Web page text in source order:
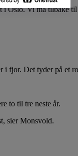
i Oslo. Vi må tilbake
i fjor. Det tyder på et
to til tre neste år.
sier Monsvold.